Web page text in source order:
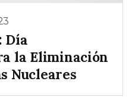
Día
la Eliminación
Nucleares